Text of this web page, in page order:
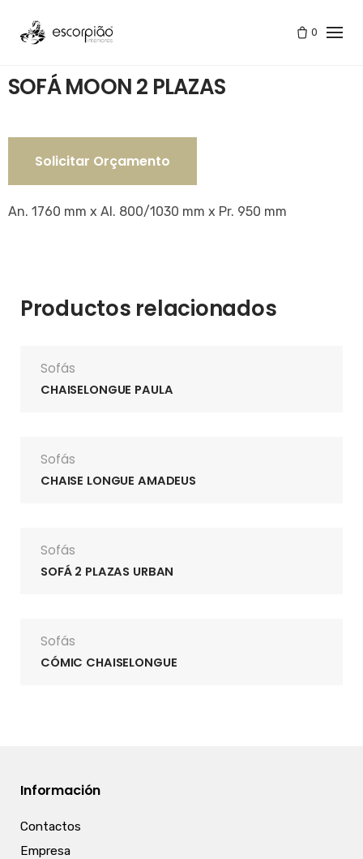
0
Tienda SOFÁ MOON 2 PLAZAS
SOFÁ MOON 2 PLAZAS
Solicitar Orçamento
An. 1760 mm x Al. 800/1030 mm x Pr. 950 mm
Productos relacionados
Sofás
CHAISELONGUE PAULA
Sofás
CHAISE LONGUE AMADEUS
Sofás
SOFÁ 2 PLAZAS URBAN
Sofás
CÓMIC CHAISELONGUE
Información
Contactos
Empresa